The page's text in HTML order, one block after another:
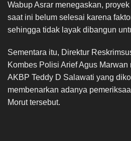
Wabup Asrar menegaskan,
saat ini belum selesai karena
sehingga tidak layak dibangun
Sementara itu, Direktur
Kombes Polisi Arief Agus
AKBP Teddy D Salawati yang
membenarkan adanya
Morut tersebut.